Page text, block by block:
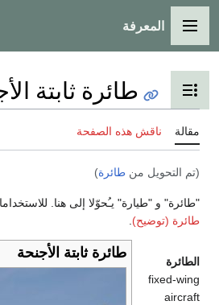
القائمة الرئيسية
المعرفة
تبديل عرض جدول المحتويات
طائرة ثابتة
مقالة ناقش هذه الصفحة
(تم التحويل من طائرة)
"طائرة" و "طيارة" يـُحوّلا إلى هنا.
طائرة (توضيح)
طائرة ثابتة الأجنحة
الطائرة
fixed-wing
aircraft